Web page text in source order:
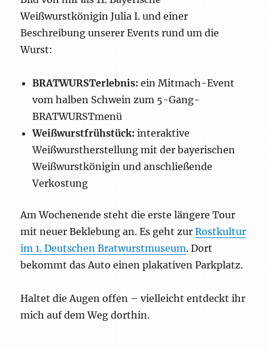
Weißwurstkönigin Julia I. und einer
Beschreibung unserer Events rund um die
Wurst:
BRATWURSTerlebnis: ein Mitmach-Event
vom halben Schwein zum 5-Gang-
BRATWURSTmenü
Weißwurstfrühstück: interaktive
Weißwurstherstellung mit der bayerischen
Weißwurstkönigin und anschließende
Verkostung
Am Wochenende steht die erste längere Tour
mit neuer Beklebung an. Es geht zurRostkultur
im 1. Deutschen Bratwurstmuseum. Dort
bekommt das Auto einen plakativen Parkplatz.
Haltet die Augen offen – vielleicht entdeckt ihr
mich auf dem Weg dorthin.